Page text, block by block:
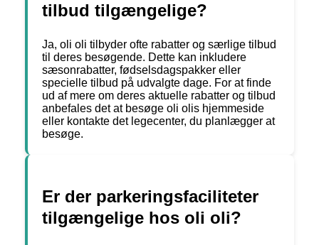
tilbud tilgængelige?
Ja, oli oli tilbyder ofte rabatter og særlige tilbud
til deres besøgende. Dette kan inkludere
sæsonrabatter, fødselsdagspakker eller
specielle tilbud på udvalgte dage. For at finde
ud af mere om deres aktuelle rabatter og tilbud
anbefales det at besøge oli olis hjemmeside
eller kontakte det legecenter, du planlægger at
besøge.
Er der parkeringsfaciliteter
tilgængelige hos oli oli?